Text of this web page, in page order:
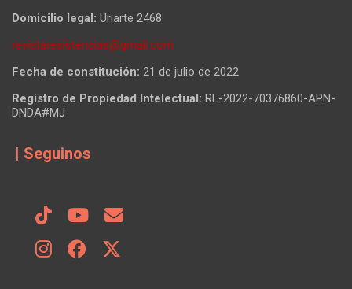
Domicilio legal: Uriarte 2468
revistaresistencias@gmail.com
Fecha de constitución: 21 de julio de 2022
Registro de Propiedad Intelectual: RL-2022-70376860-APN-
DNDA#MJ
| Seguinos